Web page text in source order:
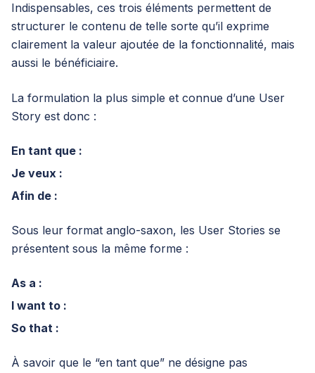
Indispensables, ces trois éléments permettent de
structurer le contenu de telle sorte qu’il exprime
clairement la valeur ajoutée de la fonctionnalité, mais
aussi le bénéficiaire.
La formulation la plus simple et connue d’une User
Story est donc :
En tant que :
Je veux :
Afin de :
Sous leur format anglo-saxon, les User Stories se
présentent sous la même forme :
As a :
I want to :
So that :
À savoir que le “en tant que” ne désigne pas